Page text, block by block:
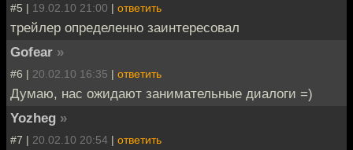
#5 | 19.02.10 21:00 | ответить
трейлер определенно заинтересовал
Gofear »
#6 | 20.02.10 16:35 | ответить
Думаю, нас ожидают занимательные диалоги =)
Yozheg »
#7 | 20.02.10 20:54 | ответить